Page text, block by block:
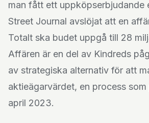
man fått ett uppköpserbjudande
Street Journal avslöjat att en
Totalt ska budet uppgå till 28
Affären är en del av Kindreds
av strategiska alternativ för att
aktieägarvärdet, en process
april 2023.